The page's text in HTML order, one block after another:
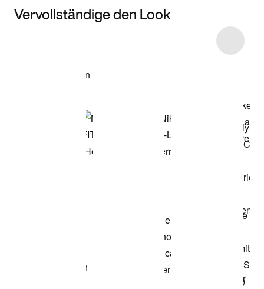
Vervollständige den Look
Modell anzeigen